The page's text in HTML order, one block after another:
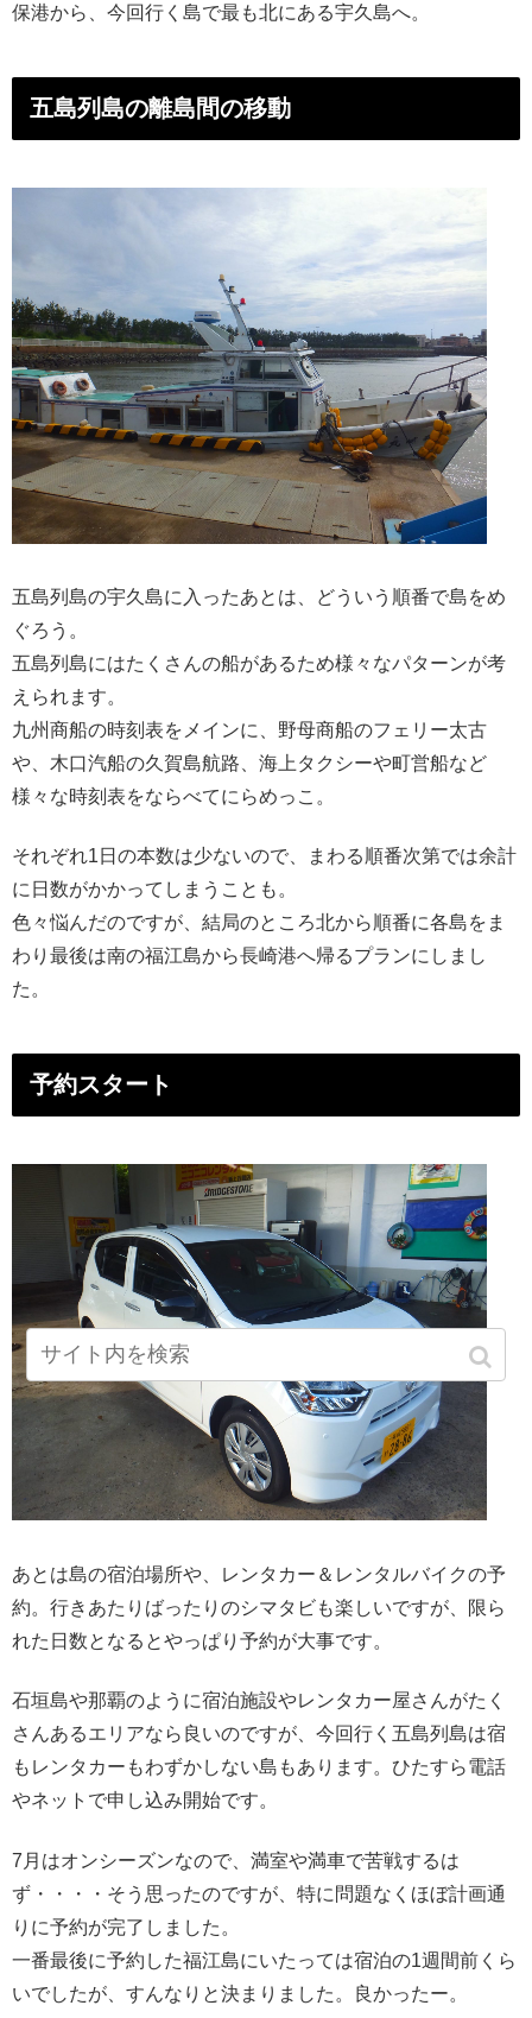
保港から、今回行く島で最も北にある宇久島へ。
五島列島の離島間の移動
五島列島の宇久島に入ったあとは、どういう順番で島をめ
ぐろう。
五島列島にはたくさんの船があるため様々なパターンが考
えられます。
九州商船の時刻表をメインに、野母商船のフェリー太古
や、木口汽船の久賀島航路、海上タクシーや町営船など
様々な時刻表をならべてにらめっこ。
それぞれ1日の本数は少ないので、まわる順番次第では余計
に日数がかかってしまうことも。
色々悩んだのですが、結局のところ北から順番に各島をま
わり最後は南の福江島から長崎港へ帰るプランにしまし
た。
予約スタート
あとは島の宿泊場所や、レンタカー＆レンタルバイクの予
約。行きあたりばったりのシマタビも楽しいですが、限ら
れた日数となるとやっぱり予約が大事です。
石垣島や那覇のように宿泊施設やレンタカー屋さんがたく
さんあるエリアなら良いのですが、今回行く五島列島は宿
もレンタカーもわずかしない島もあります。ひたすら電話
やネットで申し込み開始です。
7月はオンシーズンなので、満室や満車で苦戦するは
ず・・・・そう思ったのですが、特に問題なくほぼ計画通
りに予約が完了しました。
一番最後に予約した福江島にいたっては宿泊の1週間前くら
いでしたが、すんなりと決まりました。良かったー。